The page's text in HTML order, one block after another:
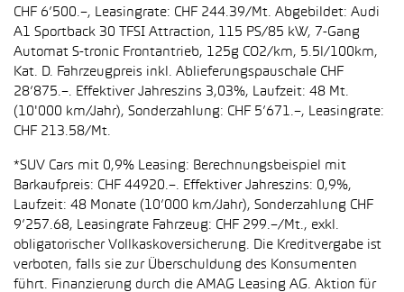
CHF 6’500.–, Leasingrate: CHF 244.39/Mt. Abgebildet: Audi
A1 Sportback 30 TFSI Attraction, 115 PS/85 kW, 7-Gang
Automat S-tronic Frontantrieb, 125g CO2/km, 5.5l/100km,
Kat. D. Fahrzeugpreis inkl. Ablieferungspauschale CHF
28’875.–. Effektiver Jahreszins 3,03%, Laufzeit: 48 Mt.
(10'000 km/Jahr), Sonderzahlung: CHF 5’671.–, Leasingrate:
CHF 213.58/Mt.
*SUV Cars mit 0,9% Leasing: Berechnungsbeispiel mit
Barkaufpreis: CHF 44920.–. Effektiver Jahreszins: 0,9%,
Laufzeit: 48 Monate (10’000 km/Jahr), Sonderzahlung CHF
9’257.68, Leasingrate Fahrzeug: CHF 299.–/Mt., exkl.
obligatorischer Vollkaskoversicherung. Die Kreditvergabe ist
verboten, falls sie zur Überschuldung des Konsumenten
führt. Finanzierung durch die AMAG Leasing AG. Aktion für